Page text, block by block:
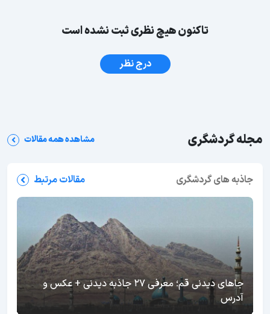
تاکنون هیچ نظری ثبت نشده است
درج نظر
مجله گردشگری مشاهده همه مقالات
جاذبه های گردشگری مقالات مرتبط
جاهای دیدنی قم؛ معرفی 27 جاذبه دیدنی + عکس و
آدرس